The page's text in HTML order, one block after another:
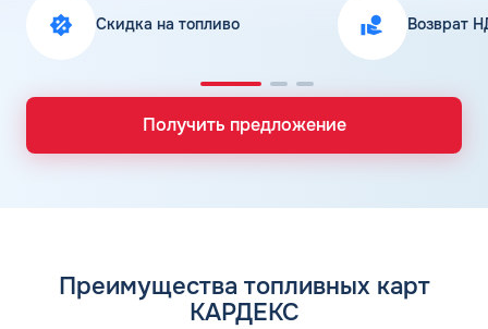
Скидка на топливо Возврат
Получить предложение
Преимущества топливных карт
КАРДЕКС